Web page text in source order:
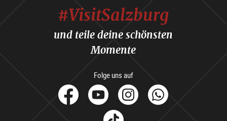
#VisitSalzburg
und teile deine schönsten
Momente
Folge uns auf
facebook
YoutubeInstagram